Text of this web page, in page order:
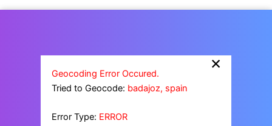
×
Geocoding Error Occured.
Tried to Geocode: badajoz, spain
Error Type: ERROR